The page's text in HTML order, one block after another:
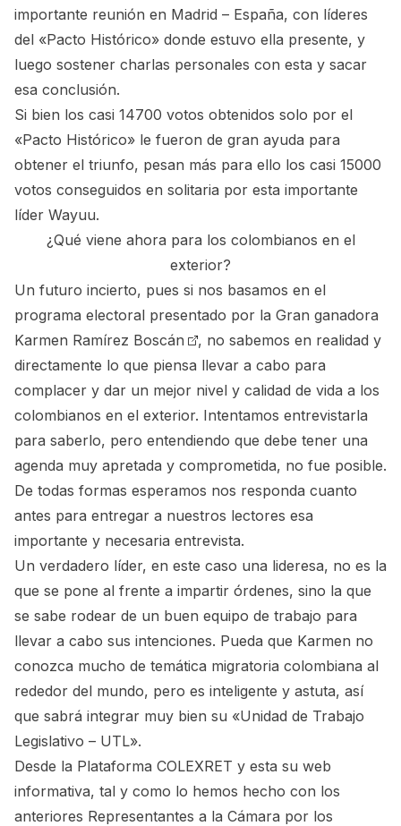
importante reunión en Madrid – España, con líderes
del «Pacto Histórico» donde estuvo ella presente, y
luego sostener charlas personales con esta y sacar
esa conclusión.
Si bien los casi 14700 votos obtenidos solo por el
«Pacto Histórico» le fueron de gran ayuda para
obtener el triunfo, pesan más para ello los casi 15000
votos conseguidos en solitaria por esta importante
líder Wayuu.
¿Qué viene ahora para los colombianos en el
exterior?
Un futuro incierto, pues si nos basamos en el
programa electoral presentado por la Gran ganadora
Karmen Ramírez Boscán
, no sabemos en realidad y
directamente lo que piensa llevar a cabo para
complacer y dar un mejor nivel y calidad de vida a los
colombianos en el exterior. Intentamos entrevistarla
para saberlo, pero entendiendo que debe tener una
agenda muy apretada y comprometida, no fue posible.
De todas formas esperamos nos responda cuanto
antes para entregar a nuestros lectores esa
importante y necesaria entrevista.
Un verdadero líder, en este caso una lideresa, no es la
que se pone al frente a impartir órdenes, sino la que
se sabe rodear de un buen equipo de trabajo para
llevar a cabo sus intenciones. Pueda que Karmen no
conozca mucho de temática migratoria colombiana al
rededor del mundo, pero es inteligente y astuta, así
que sabrá integrar muy bien su «Unidad de Trabajo
Legislativo – UTL».
Desde la Plataforma COLEXRET y esta su web
informativa, tal y como lo hemos hecho con los
anteriores Representantes a la Cámara por los